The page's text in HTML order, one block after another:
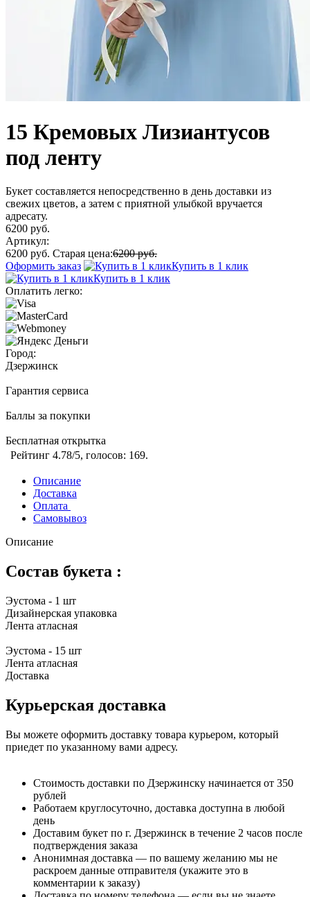
15 Кремовых Лизиантусов
под ленту
Букет составляется непосредственно в день доставки из
свежих цветов, а затем с приятной улыбкой вручается
адресату.
6200 руб.
Артикул:
6200 руб. Старая цена:6200 руб.
Оформить заказ
Купить в 1 клик
Купить в 1 клик
Оплатить легко:
Город:
Дзержинск
Гарантия сервиса
Баллы за покупки
Бесплатная открытка
Рейтинг 4.78/5, голосов: 169.
Описание
Доставка
Оплата
Самовывоз
Описание
Состав букета :
Эустома - 1 шт
Дизайнерская упаковка
Лента атласная
Эустома - 15 шт
Лента атласная
Доставка
Курьерская доставка
Вы можете оформить доставку товара курьером, который
приедет по указанному вами адресу.
Стоимость доставки по Дзержинску начинается от 350
рублей
Работаем круглосуточно, доставка доступна в любой
день
Доставим букет по г. Дзержинск в течение 2 часов после
подтверждения заказа
Анонимная доставка — по вашему желанию мы не
раскроем данные отправителя (укажите это в
комментарии к заказу)